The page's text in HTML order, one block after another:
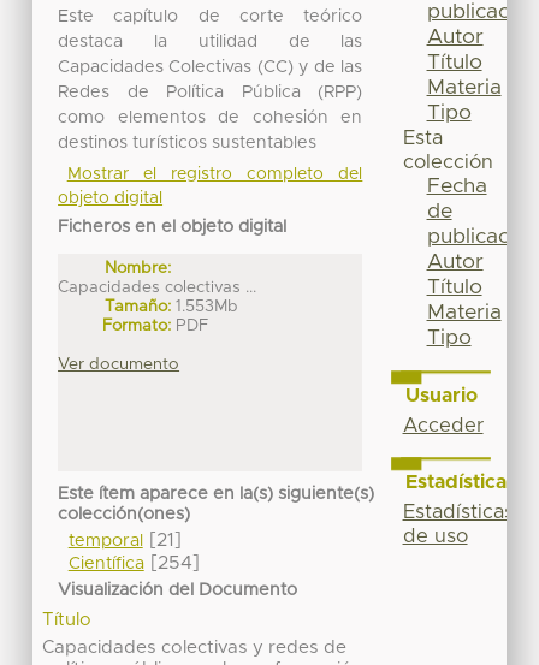
Este capítulo de corte teórico
destaca la utilidad de las
Capacidades Colectivas (CC) y de las
Redes de Política Pública (RPP)
como elementos de cohesión en
destinos turísticos sustentables
Mostrar el registro completo del
objeto digital
Ficheros en el objeto digital
Nombre:
Capacidades colectivas ...
Tamaño: 1.553Mb
Formato: PDF
Ver documento
Este ítem aparece en la(s) siguiente(s)
colección(ones)
temporal[21]
Científica[254]
Visualización del Documento
Título
Capacidades colectivas y redes de
publicación
Autor
Título
Materia
Tipo
Esta
colección
Fecha
de
publicación
Autor
Título
Materia
Tipo
Usuario
Acceder
Estadísticas
Estadísticas
de uso